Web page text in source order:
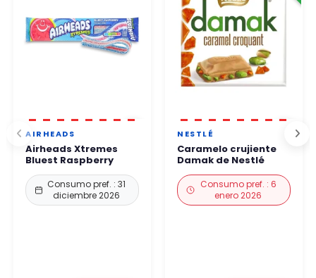
AIRHEADS
Airheads Xtremes
Bluest Raspberry
Consumo pref. : 31
diciembre 2026
NESTLÉ
Caramelo crujiente
Damak de Nestlé
Consumo pref. : 6
enero 2026